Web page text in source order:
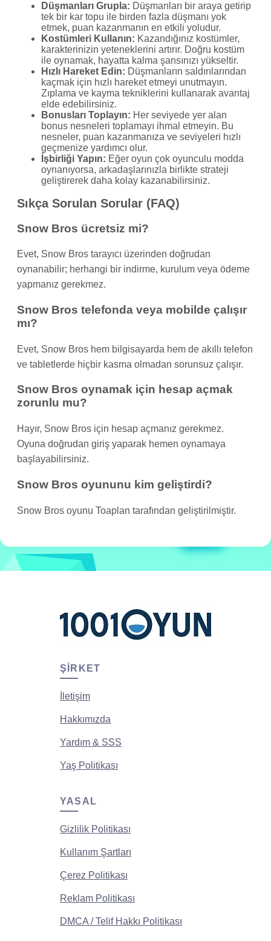
Düşmanları Grupla: Düşmanları bir araya getirip
tek bir kar topu ile birden fazla düşmanı yok
etmek, puan kazanmanın en etkili yoludur.
Kostümleri Kullanın: Kazandığınız kostümler,
karakterinizin yeteneklerini artırır. Doğru kostüm
ile oynamak, hayatta kalma şansınızı yükseltir.
Hızlı Hareket Edin: Düşmanların saldırılarından
kaçmak için hızlı hareket etmeyi unutmayın.
Zıplama ve kayma tekniklerini kullanarak avantaj
elde edebilirsiniz.
Bonusları Toplayın: Her seviyede yer alan
bonus nesneleri toplamayı ihmal etmeyin. Bu
nesneler, puan kazanmanıza ve seviyeleri hızlı
geçmenize yardımcı olur.
İşbirliği Yapın: Eğer oyun çok oyunculu modda
oynanıyorsa, arkadaşlarınızla birlikte strateji
geliştirerek daha kolay kazanabilirsiniz.
Sıkça Sorulan Sorular (FAQ)
Snow Bros ücretsiz mi?
Evet, Snow Bros tarayıcı üzerinden doğrudan
oynanabilir; herhangi bir indirme, kurulum veya ödeme
yapmanız gerekmez.
Snow Bros telefonda veya mobilde çalışır
mı?
Evet, Snow Bros hem bilgisayarda hem de akıllı telefon
ve tabletlerde hiçbir kasma olmadan sorunsuz çalışır.
Snow Bros oynamak için hesap açmak
zorunlu mu?
Hayır, Snow Bros için hesap açmanız gerekmez.
Oyuna doğrudan giriş yaparak hemen oynamaya
başlayabilirsiniz.
Snow Bros oyununu kim geliştirdi?
Snow Bros oyunu Toaplan tarafından geliştirilmiştir.
ŞIRKET
İletişim
Hakkımızda
Yardım & SSS
Yaş Politikası
YASAL
Gizlilik Politikası
Kullanım Şartları
Çerez Politikası
Reklam Politikası
DMCA / Telif Hakkı Politikası